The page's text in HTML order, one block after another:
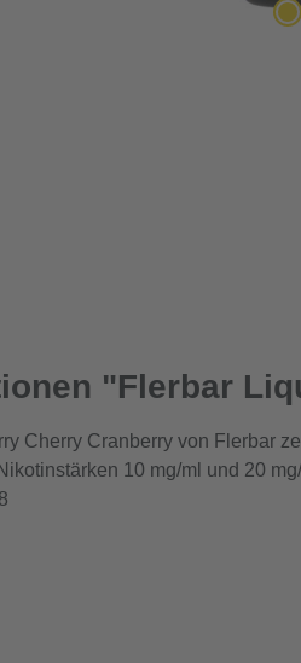
"Flerbar
Cherry Cranberry von Flerbar
10 mg/ml und 20